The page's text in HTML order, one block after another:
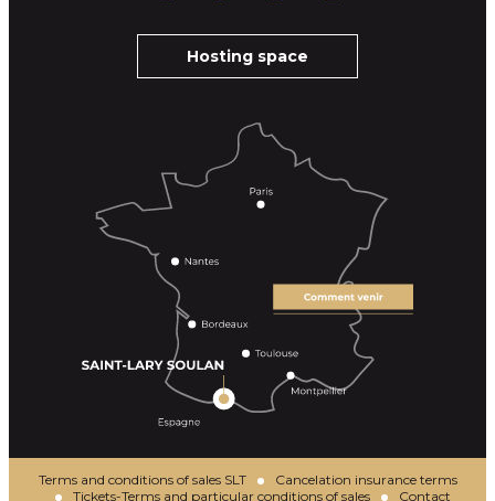
Hosting space
Terms and conditions of sales SLT
Cancelation insurance terms
Tickets-Terms and particular conditions of sales
Contact